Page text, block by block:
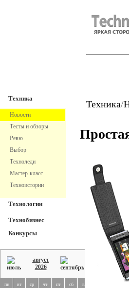
Техника
Новости
Тесты и обзоры
Ревю
Выбор
Техноледи
Мастер-класс
Техноистории
Технологии
Технобизнес
Конкурсы
август
2026
пн вт ср чт пт сб вс
Техника/